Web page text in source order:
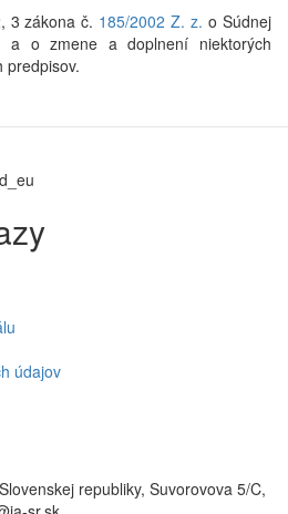
3 zákona č. 185/2002 Z. z. o Súdnej
a o zmene a doplnení niektorých
predpisov.
údajov
republiky, Suvorovova 5/C,